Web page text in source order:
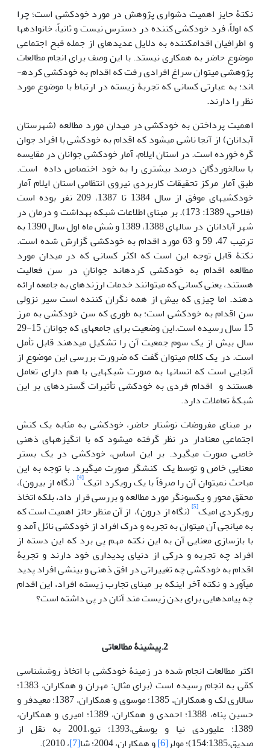
نکتۀ حایز اهمیت دشواری پژوهش در مورد خودکشی است؛ چرا
که اولاً، فرد خودکشی کننده در دسترس نیست و ثانیاً، خانواده­ها
و اطرافیان اقدام­کننده به دلایل عدیده­ای از جمله قبح اجتماعی
موضوع حاضر به همکاری نیستد. با این وصف برای انجام مطالعات
پژوهشی می­توان سراغ افرادی رفت که اقدام به خودکشی کرده­
اند؛ به عبارتی کسانی که تجربۀ زیسته در ارتباط با موضوع مورد
نظر را دارند.
اهمیت پرداختن به خودکشی در میدان مورد مطالعه (شهرستان
آبدانان) از آن­جا ناشی می­شود که اقدام به خودکشی با افراد جوان
گره خورده است. در استان ایلام، آمار خودکشی جوانان در مقایسه
با سالخوردگان درصد بیشتری را به خود اختصاص داده است.
طبق آمار مرکز تحقیقات کاربردی نیروی انتظامی استان ایلام آمار
خودکشی­های موفق از سال 1384 تا 1387، 209 نفر بوده است
(فلاحی، 1389: 173). بر مبنای اطلاعات شبکه­ بهداشت و درمان در
شهر آبادانان در سال­­های 1388، 1389 و شش ماه اول سال 1390 به
ترتیب 47، 59 و 63 مورد اقدام به خودکشی گزارش شده است.
نکتۀ قابل توجه این است که اکثر کسانی که در میدان مورد
مطالعه اقدام به خودکشی کرده­اند جوانانِ در سن فعالیت
هستند، یعنی کسانی که می­توانند خدمات ارزنده­ای به جامعه ارائه
دهند. اما چیزی که بیش از همه نگران کننده است سیر نزولی
سن اقدام به خودکشی است؛ به طوری که سن خودکشی به مرز
15 سال رسیده است.این وضعیت برای جامعه­ای که جوانان 15-29
سال بیش از یک سوم جمعیت آن را تشکیل می­دهند قابل تأمل
است. در یک کلام می­توان گفت که ضرورت بررسی این موضوع از
آنجایی است که انسان­ها به صورت شبکه­ایی با هم دارای تعامل
هستند و اقدام فردی به خودکشی تأثیرات گسترده­ای بر این
شبکۀ تعاملات دارد.
بر مبنای مفروضات نوشتار حاضر، خودکشی به مثابه یک کنش
اجتماعی معنادار در نظر گرفته می­شود که با انگیزه­های ذهنی
خاصی صورت می­گیرد. بر این اساس، خودکشی در یک بستر
معنایی خاص و توسط یک کنشگر صورت می­گیرد. با توجه به این
مباحث نمی­توان آن را صرفاً با یک رویکرد اتیک[4]
(نگاه از بیرون)،
محقق محور و یک­سونگر مورد مطالعه و بررسی قرار داد، بلکه اتخاذ
رویکردی امیک[5]
(نگاه از درون)، از آن منظر حائز اهمیت است که
به میانجی آن می­توان به تجربه و درک افراد از خودکشی نائل آمد و
با بازسازی معنایی آن به این نکته مهم پی برد که این دسته از
افراد چه تجربه و درکی از دنیای پدیداری خود دارند و تجربۀ
اقدام به خودکشی چه تغییراتی در افق ذهنی و بینشی افراد پدید
می­آورد و نکته آخر این­که بر مبنای تجارب زیسته افراد، این اقدام
چه پیامدهایی برای بدن زیست مند آنان در پی داشته است؟
2.پیشینۀ مطالعاتی
اکثر مطالعات انجام شده در زمینۀ خودکشی با اتخاذ روش­شناسی
کمّی به انجام رسیده است (برای مثال: مهران و همکاران، 1383؛
سالاری لک و همکاران، 1385؛ موسوی و همکاران، 1387؛ معیدفر و
حسین پناه، 1388؛ احمدی و همکاران، 1389؛ امیری و همکاران،
1389؛ علیوردی نیا و یوسفی،1393؛ تیو،2001 به نقل از
صدیق،154:1385)؛ مولر
[6] و همکاران، 2004؛ شا [7] ، 2010).